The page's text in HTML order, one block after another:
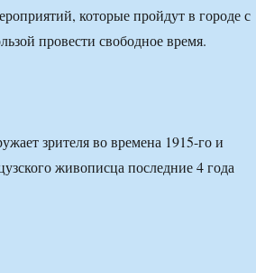
которые пройдут в городе с
провести свободное время.
зрителя во времена 1915-го и
живописца последние 4 года